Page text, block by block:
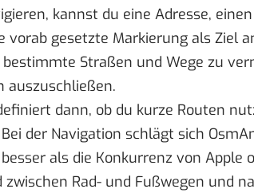
kannst du eine Adresse,
vorab gesetzte Markierung als Ziel
Straßen und Wege zu
auszuschließen.
dann, ob du kurze Routen
der Navigation schlägt sich
als die Konkurrenz von Apple
Rad- und Fußwegen und